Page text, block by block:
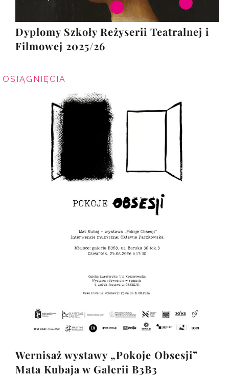
Dyplomy Szkoły Reżyserii Teatralnej i
Filmowej 2025/26
OSIĄGNIĘCIA
Wernisaż wystawy „Pokoje Obsesji”
Mata Kubaja w Galerii B3B3